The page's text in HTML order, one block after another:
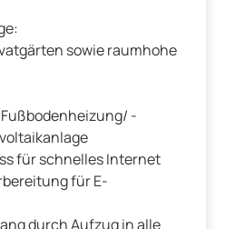
sowie raumhohe
-
für schnelles Internet
für E-
durch Aufzug in alle